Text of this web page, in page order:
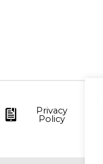
Privacy
Policy